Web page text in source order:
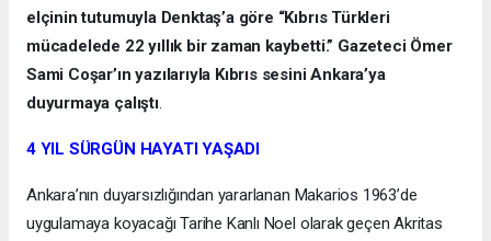
elçinin tutumuyla Denktaş’a göre “Kıbrıs Türkleri
mücadelede 22 yıllık bir zaman kaybetti.” Gazeteci Ömer
Sami Coşar’ın yazılarıyla Kıbrıs sesini Ankara’ya
duyurmaya çalıştı.
4 YIL SÜRGÜN HAYATI YAŞADI
Ankara’nın duyarsızlığından yararlanan Makarios 1963’de
uygulamaya koyacağı Tarihe Kanlı Noel olarak geçen Akritas